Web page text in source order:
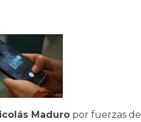
Maduro por fuerzas de